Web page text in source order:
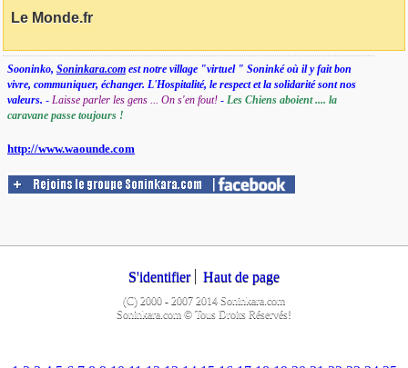
Le Monde.fr
Sooninko, Soninkara.com est notre village "virtuel " Soninké où il y fait bon
vivre, communiquer, échanger. L'Hospitalité, le respect et la solidarité sont nos
valeurs. - Laisse parler les gens ... On s'en fout! - Les Chiens aboient .... la
caravane passe toujours !
http://www.waounde.com
S'identifier Haut de page
(C) 2000 - 2007 2014 Soninkara.com
Soninkara.com © Tous Droits Réservés!